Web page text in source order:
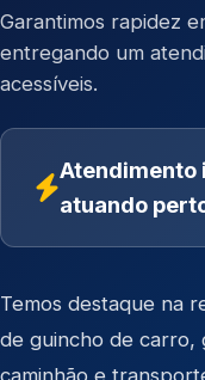
Garantimos rapidez
entregando um
acessíveis.
Atendimento
atuando
Temos destaque na
de guincho de carro,
caminhão e